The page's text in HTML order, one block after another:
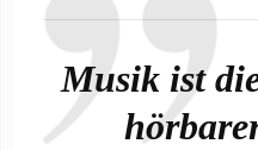
Musik ist